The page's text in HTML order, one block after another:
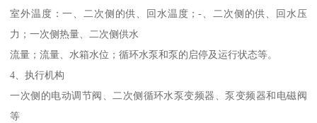
室外温度：一、二次侧的供、回水温度；-、二次侧的供、回水压
力；一次侧热量、二次侧供水
流量；流量、水箱水位；循环水泵和泵的启停及运行状态等。
4、执行机构
一次侧的电动调节阀、二次侧循环水泵变频器、泵变频器和电磁阀
等